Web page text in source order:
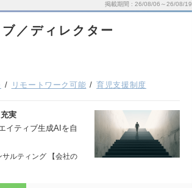
掲載期間 26/08/06～26/08/19
／ディレクター
リモートワーク可能 育児支援制度
実
イティブ生成AIを自
サルティング 【会社の